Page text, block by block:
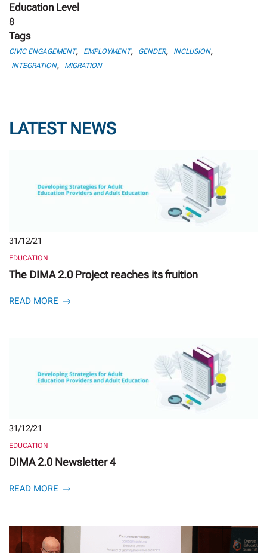
Education Level
8
Tags
CIVIC ENGAGEMENT, EMPLOYMENT, GENDER, INCLUSION,
INTEGRATION, MIGRATION
LATEST NEWS
31/12/21
EDUCATION
The DIMA 2.0 Project reaches its fruition
READ MORE
31/12/21
EDUCATION
DIMA 2.0 Newsletter 4
READ MORE